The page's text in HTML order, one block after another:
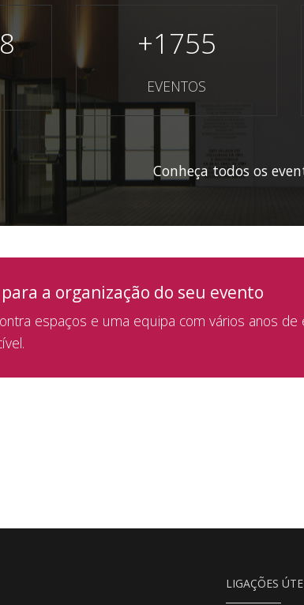
+1755
EVENTOS
Conheça todos os
a organização do seu evento
espaços e uma equipa com vários anos
LIGAÇÕES